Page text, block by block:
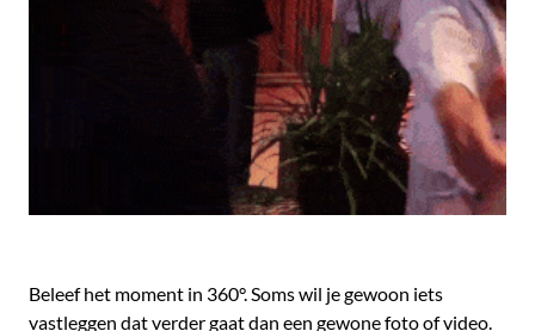
Beleef het moment in 360°. Soms wil je gewoon iets
vastleggen dat verder gaat dan een gewone foto of video.